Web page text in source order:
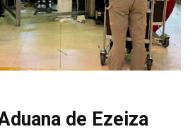
de Ezeiza